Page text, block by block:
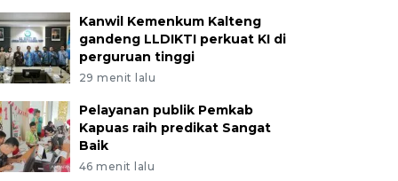
Kanwil Kemenkum Kalteng
gandeng LLDIKTI perkuat KI di
perguruan tinggi
29 menit lalu
Pelayanan publik Pemkab
Kapuas raih predikat Sangat
Baik
46 menit lalu